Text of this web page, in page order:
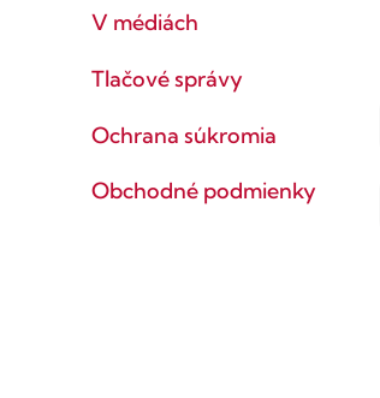
V médiách
Tlačové správy
Ochrana súkromia
Obchodné podmienky